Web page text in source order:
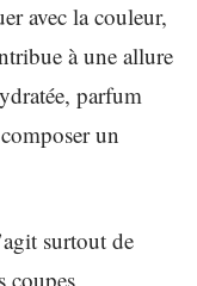
avec la couleur,
à une allure
parfum
un
surtout de
coupes